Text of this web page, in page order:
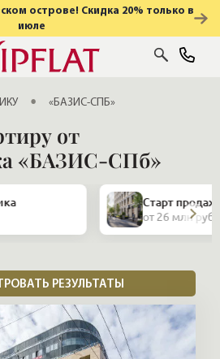
острове! Скидка 20% только в
июле
«БАЗИС-СПБ»
от
«БАЗИС-СПб»
Старт продаж
от 26 млн руб